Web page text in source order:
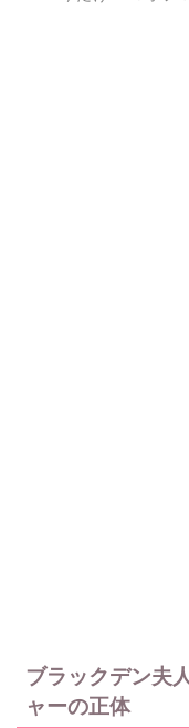
ブラックデン夫
ャーの正体